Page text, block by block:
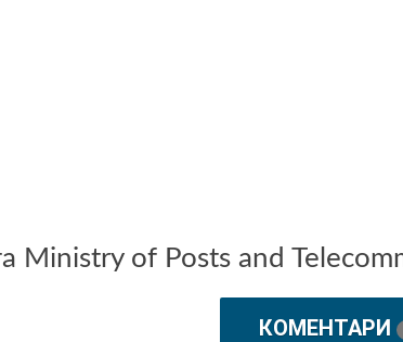
Ministry of Posts and
КОМЕНТАРИ